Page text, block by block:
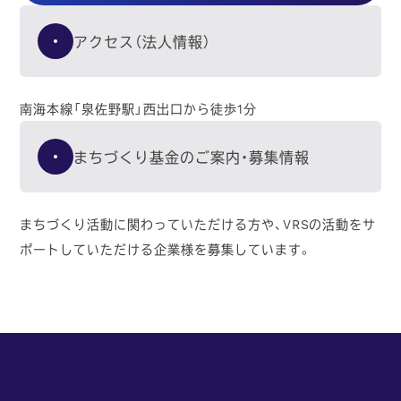
アクセス（法人情報）
南海本線「泉佐野駅」西出口から徒歩1分
まちづくり基金のご案内・募集情報
まちづくり活動に関わっていただける方や、VRSの活動をサ
ポートしていただける企業様を募集しています。